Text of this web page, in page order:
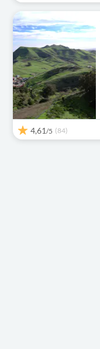
4,61/5 (84)